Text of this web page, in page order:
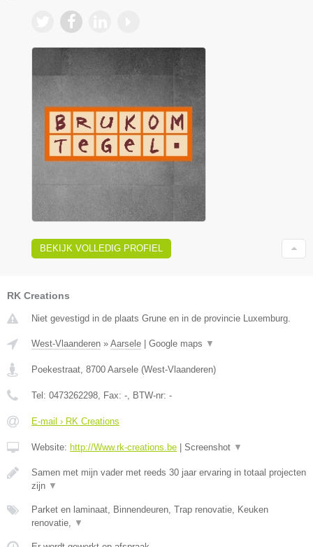
BEKIJK VOLLEDIG PROFIEL
RK Creations
Niet gevestigd in de plaats Grune en in de provincie Luxemburg.
West-Vlaanderen » Aarsele Google maps ▼
Poekestraat, 8700 Aarsele (West-Vlaanderen)
Tel: 0473262298, Fax: -, BTW-nr: -
E-mail › RK Creations
Website: http://Www.rk-creations.be Screenshot ▼
Samen met mijn vader met reeds 30 jaar ervaring in totaal projecten
zijn ▼
Parket en laminaat, Binnendeuren, Trap renovatie, Keuken
renovatie, ▼